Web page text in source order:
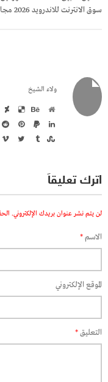
سوق الانترنت للاندرويد 2026 مجانا
ولاء الشيخ
اترك تعليقاً
لن يتم نشر عنوان بريدك الإلكتروني.
الاسم*
الموقع الإلكتروني
التعليق*